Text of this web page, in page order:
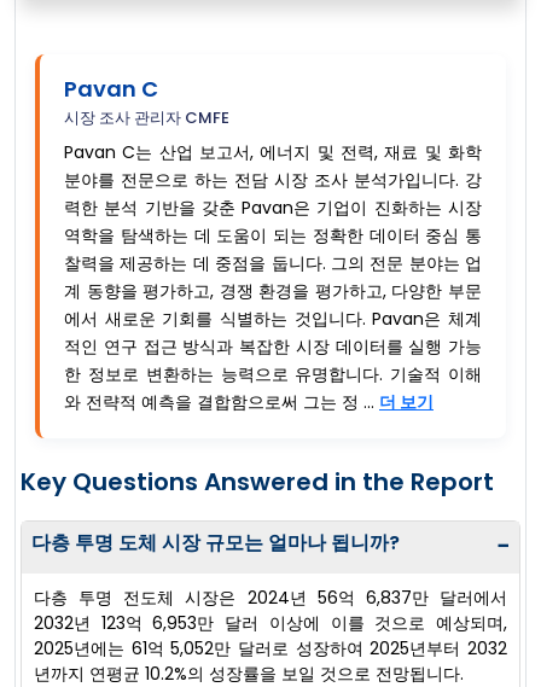
Pavan C
시장 조사 관리자 CMFE
Pavan C는 산업 보고서, 에너지 및 전력, 재료 및 화학
분야를 전문으로 하는 전담 시장 조사 분석가입니다. 강
력한 분석 기반을 갖춘 Pavan은 기업이 진화하는 시장
역학을 탐색하는 데 도움이 되는 정확한 데이터 중심 통
찰력을 제공하는 데 중점을 둡니다. 그의 전문 분야는 업
계 동향을 평가하고, 경쟁 환경을 평가하고, 다양한 부문
에서 새로운 기회를 식별하는 것입니다. Pavan은 체계
적인 연구 접근 방식과 복잡한 시장 데이터를 실행 가능
한 정보로 변환하는 능력으로 유명합니다. 기술적 이해
와 전략적 예측을 결합함으로써 그는 정 ... 더 보기
Key Questions Answered in the Report
다층 투명 도체 시장 규모는 얼마나 됩니까? −
다층 투명 전도체 시장은 2024년 56억 6,837만 달러에서
2032년 123억 6,953만 달러 이상에 이를 것으로 예상되며,
2025년에는 61억 5,052만 달러로 성장하여 2025년부터 2032
년까지 연평균 10.2%의 성장률을 보일 것으로 전망됩니다.